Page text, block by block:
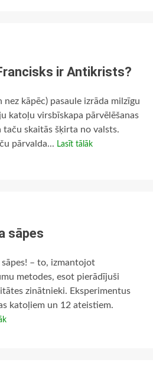
ir Antikrists?
kāpēc) pasaule izrāda milzīgu
katoļu virsbīskapa pārvēlēšanas
taču skaitās šķirta no valsts.
pārvalda... Lasīt tālāk
sāpes
– to, izmantojot
metodes, esot pierādījuši
zinātnieki. Eksperimentus
katoļiem un 12 ateistiem.